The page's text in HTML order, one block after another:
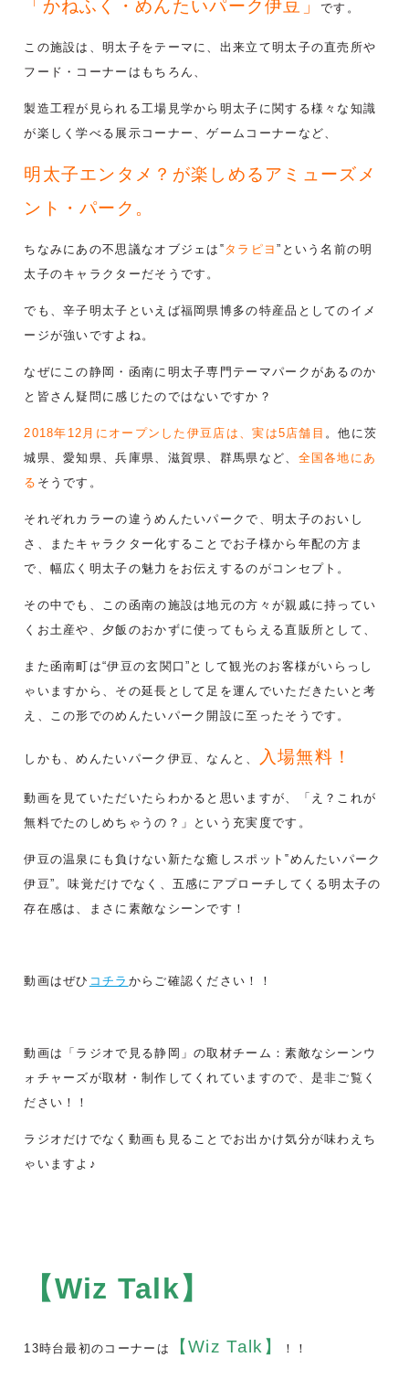
「かねふく・めんたいパーク伊豆」です。
この施設は、明太子をテーマに、出来立て明太子の直売所や
フード・コーナーはもちろん、
製造工程が見られる工場見学から明太子に関する様々な知識
が楽しく学べる展示コーナー、ゲームコーナーなど、
明太子エンタメ？が楽しめるアミューズメ
ント・パーク。
ちなみにあの不思議なオブジェは‟タラピヨ”という名前の明
太子のキャラクターだそうです。
でも、辛子明太子といえば福岡県博多の特産品としてのイメ
ージが強いですよね。
なぜにこの静岡・函南に明太子専門テーマパークがあるのか
と皆さん疑問に感じたのではないですか？
2018年12月にオープンした伊豆店は、実は5店舗目 。他に茨
城県、愛知県、兵庫県、 滋賀県、群馬県など、 全国各地にあ
る そうです。
それぞれカラーの違うめんたいパークで、 明太子のおいし
さ、またキャラクター化することでお子様から年配の方ま
で、幅広く明太子の魅力をお伝えするのがコンセプト。
その中でも、この函南の施設は地元の方々が親戚に持ってい
くお土産や、夕飯のおかずに使ってもらえる直販所として、
また函南町は“伊豆の玄関口”として観光のお客様がいらっし
ゃいますから、その延長として足を運んでいただきたいと考
え、この形でのめんたいパーク開設に至ったそうです。
しかも、めんたいパーク伊豆、なんと、 入場無料！
動画を見ていただいたらわかると 思いますが、「え？これが
無料でたのしめちゃうの？」という充実度です。
伊豆の温泉にも負けない新たな癒しスポット‟めんたいパーク
伊豆”。味覚だけでなく、 五感にアプローチしてくる明太子の
存在感は、まさに素敵なシーンです！
動画はぜひ コチラ からご確認ください！！
動画は「ラジオで見る静岡」の取材チーム：素敵なシーンウ
ォチャーズが取材・制作してくれていますので、是非ご覧く
ださい！！
ラジオだけでなく動画も見ることでお出かけ気分が味わえち
ゃいますよ♪
【Wiz Talk】
13時台最初のコーナーは 【Wiz Talk】 ！！